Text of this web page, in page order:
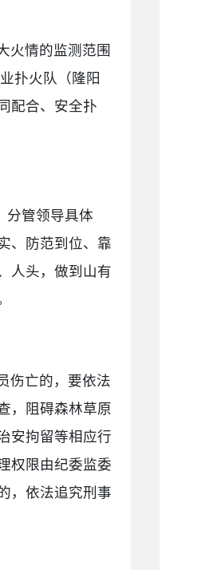
火情的监测范围
扑火队（隆阳
配合、安全扑
分管领导具体
、防范到位、靠
人头，做到山有
伤亡的，要依法
，阻碍森林草原
安拘留等相应行
权限由纪委监委
，依法追究刑事